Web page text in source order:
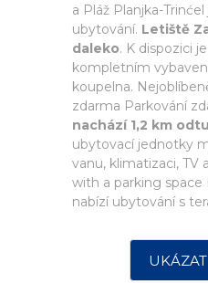
a Pláž Planjka-
ubytování. Letiště
daleko. K dispozici
kompletním
koupelna.
zdarma Parkování
nachází 1,2 km
ubytovací jednotky
vanu, klimatizaci, TV
with a parking space
nabízí ubytování s